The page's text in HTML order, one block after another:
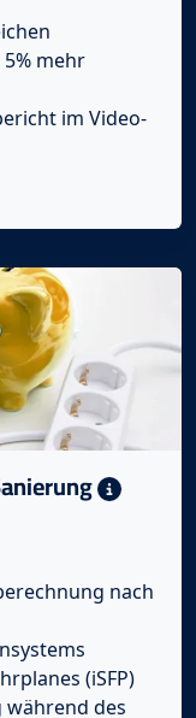
mehr
im Video-
nach
(iSFP)
während des